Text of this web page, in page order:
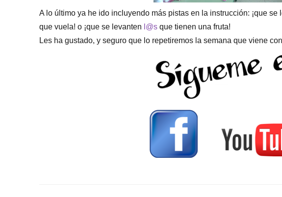
A lo último ya he ido incluyendo más pistas en la instrucción: ¡que se
que vuela! o ¡que se levanten l@s que tienen una fruta!
Les ha gustado, y seguro que lo repetiremos la semana que viene